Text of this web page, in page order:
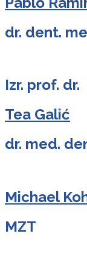
dr. dent.
Izr. prof. dr.
Tea Galić
dr. med.
Michael
MZT